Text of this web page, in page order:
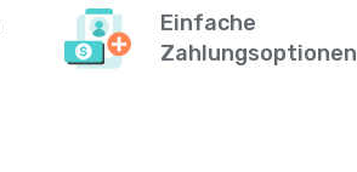
Einfache
Zahlungsoptionen